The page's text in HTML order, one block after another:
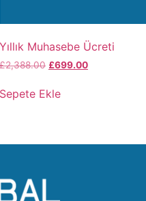
Yıllık Muhasebe Ücreti
£2,388.00 £699.00
Sepete Ekle